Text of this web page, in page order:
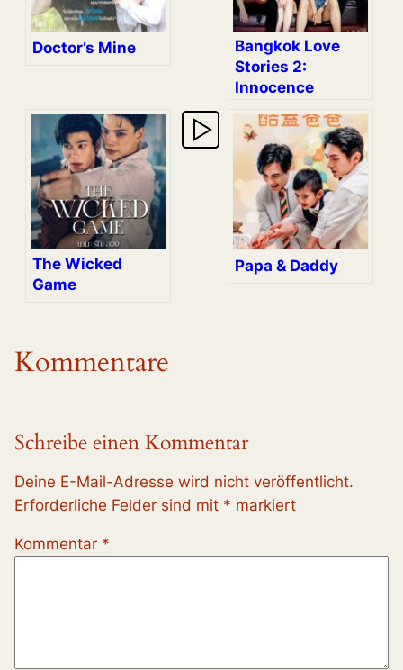
Doctor’s Mine
Bangkok Love
Stories 2:
Innocence
The Wicked
Game
Papa & Daddy
Kommentare
Schreibe einen Kommentar
Deine E-Mail-Adresse wird nicht veröffentlicht.
Erforderliche Felder sind mit * markiert
Kommentar *